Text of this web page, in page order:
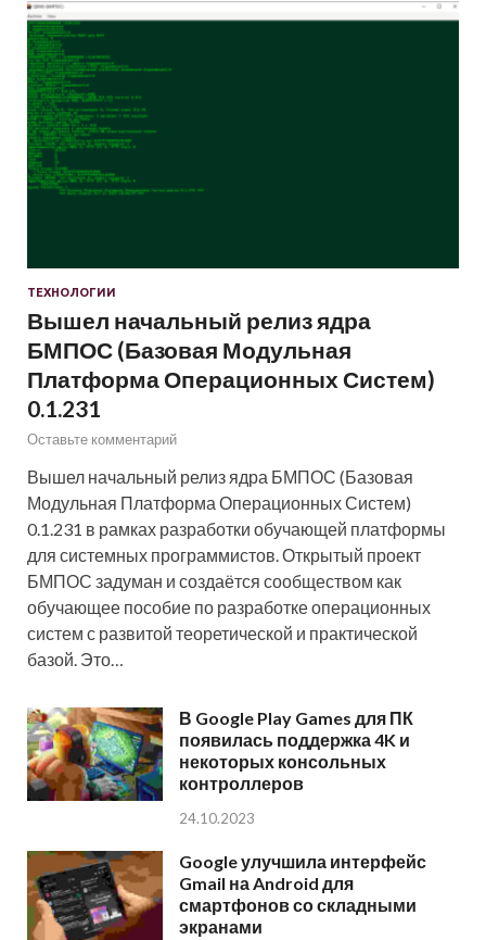
ТЕХНОЛОГИИ
Вышел начальный релиз ядра
БМПОС (Базовая Модульная
Платформа Операционных Систем)
0.1.231
Оставьте комментарий
Вышел начальный релиз ядра БМПОС (Базовая
Модульная Платформа Операционных Систем)
0.1.231 в рамках разработки обучающей платформы
для системных программистов. Открытый проект
БМПОС задуман и создаётся сообществом как
обучающее пособие по разработке операционных
систем с развитой теоретической и практической
базой. Это…
В Google Play Games для ПК
появилась поддержка 4K и
некоторых консольных
контроллеров
24.10.2023
Google улучшила интерфейс
Gmail на Android для
смартфонов со складными
экранами